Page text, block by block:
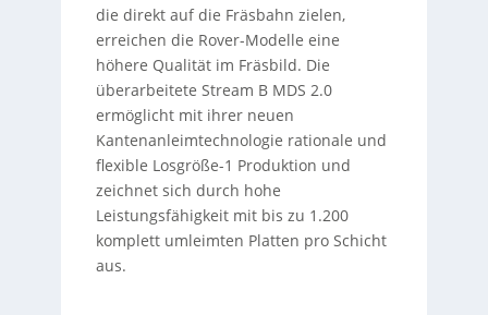
die direkt auf die Fräsbahn zielen,
erreichen die Rover-Modelle eine
höhere Qualität im Fräsbild. Die
überarbeitete Stream B MDS 2.0
ermöglicht mit ihrer neuen
Kantenanleimtechnologie rationale und
flexible Losgröße-1 Produktion und
zeichnet sich durch hohe
Leistungsfähigkeit mit bis zu 1.200
komplett umleimten Platten pro Schicht
aus.